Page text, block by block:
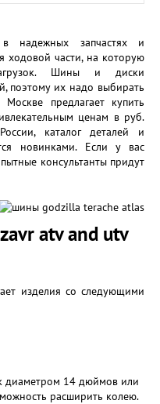
надежных запчастях и
ходовой части, на которую
Шины и диски
поэтому их надо выбирать
предлагает купить
ценам в руб.
каталог деталей и
новинками. Если у вас
консультанты придут
atv and utv
изделия со следующими
диаметром 14 дюймов или
расширить колею.